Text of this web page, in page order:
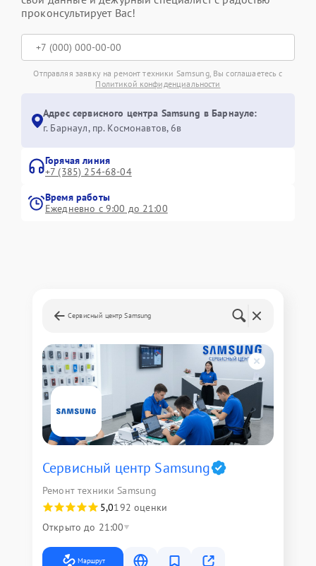
проконсультирует Вас!
Отправляя заявку на ремонт техники Samsung, Вы соглашаетесь с
Политикой конфиденциальности
Адрес сервисного центра Samsung в Барнауле:
г. Барнаул, ​пр. Космонавтов, 6в
Горячая линия
+7 (385) 254-68-04
Время работы
Ежедневно с 9:00 до 21:00
Сервисный центр Samsung
Сервисный центр Samsung
Ремонт техники Samsung
5,0192 оценки
Открыто до 21:00
Маршрут